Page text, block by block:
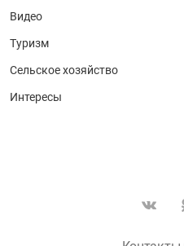
Видео
Туризм
Сельское хозяйство
Интересы